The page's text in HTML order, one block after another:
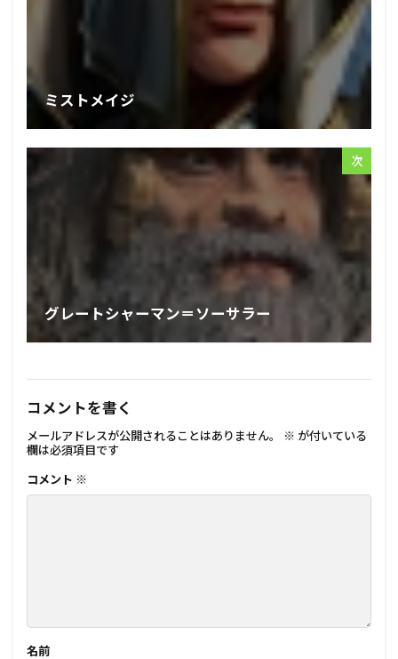
ミストメイジ
次
グレートシャーマン＝ソーサラー
コメントを書く
メールアドレスが公開されることはありません。 ※ が付いている
欄は必須項目です
コメント ※
名前